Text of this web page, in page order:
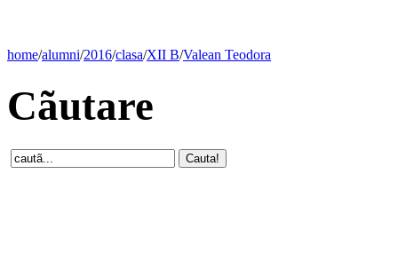
home/alumni/2016/clasa/XII B/Valean Teodora
Cãutare